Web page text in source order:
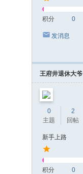
积分 0
发消息
王府井退休大爷
0
主题
2
回帖
新手上路
积分 0